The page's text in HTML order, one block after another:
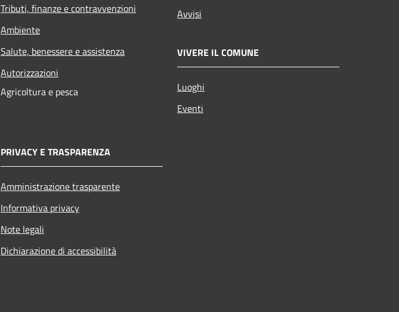
Tributi, finanze e contravvenzioni
Ambiente
Salute, benessere e assistenza
Autorizzazioni
Agricoltura e pesca
Avvisi
VIVERE IL COMUNE
Luoghi
Eventi
PRIVACY E TRASPARENZA
Amministrazione trasparente
Informativa privacy
Note legali
Dichiarazione di accessibilità